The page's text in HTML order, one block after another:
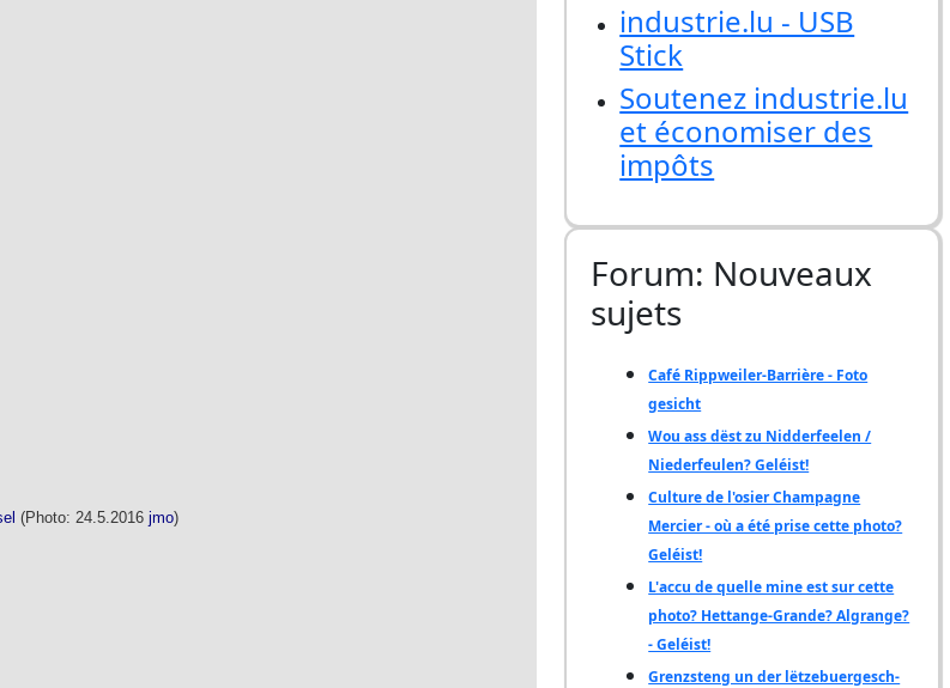
industrie.lu - USB
Stick
Soutenez industrie.lu
et économiser des
impôts
Forum: Nouveaux
sujets
Café Rippweiler-Barrière - Foto
gesicht
Wou ass dëst zu Nidderfeelen /
Niederfeulen? Geléist!
Culture de l'osier Champagne
Mercier - où a été prise cette photo?
Geléist!
L'accu de quelle mine est sur cette
photo? Hettange-Grande? Algrange?
- Geléist!
Grenzsteng un der lëtzebuergesch-